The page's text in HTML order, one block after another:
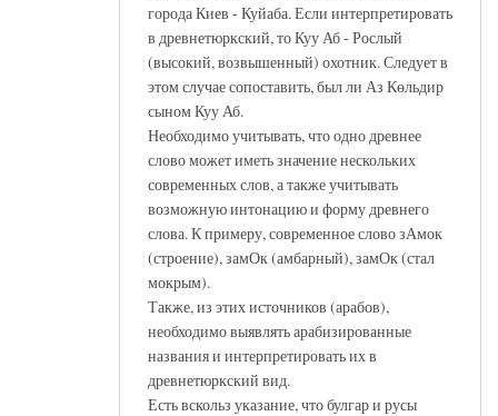
города Киев - Куйаба. Если интерпретировать
в древнетюркский, то Куу Аб - Рослый
(высокий, возвышенный) охотник. Следует в
этом случае сопоставить, был ли Аз Көльдир
сыном Куу Аб.
Необходимо учитывать, что одно древнее
слово может иметь значение нескольких
современных слов, а также учитывать
возможную интонацию и форму древнего
слова. К примеру, современное слово зАмок
(строение), замОк (амбарный), замОк (стал
мокрым).
Также, из этих источников (арабов),
необходимо выявлять арабизированные
названия и интерпретировать их в
древнетюркский вид.
Есть вскольз указание, что булгар и русы